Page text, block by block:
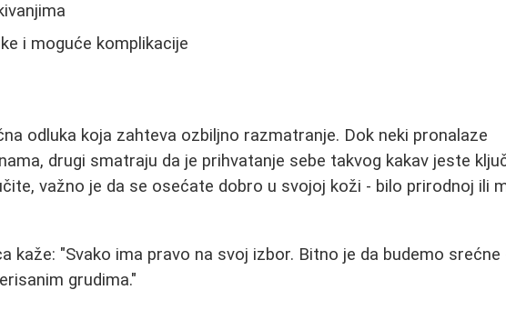
i moguće komplikacije
odluka koja zahteva ozbiljno razmatranje. Dok neki pronalaze
drugi smatraju da je prihvatanje sebe takvog kakav jeste
važno je da se osećate dobro u svojoj koži - bilo prirodnoj ili
kaže: "Svako ima pravo na svoj izbor. Bitno je da budemo srećne
grudima."